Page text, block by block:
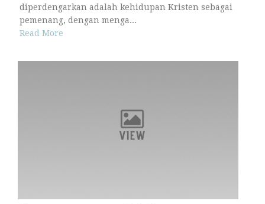
diperdengarkan adalah kehidupan Kristen sebagai
pemenang, dengan menga...
Read More